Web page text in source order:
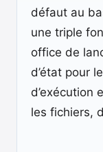
défaut au
une triple
office de
d’état pour
d’exécution
les fichiers,